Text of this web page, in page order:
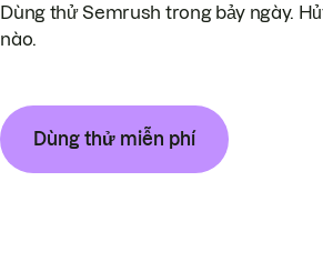
Dùng thử Semrush trong bảy ngày.
nào.
Dùng thử miễn phí